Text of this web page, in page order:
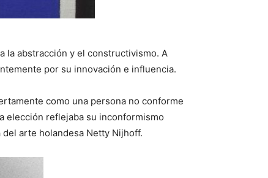
la abstracción y el constructivismo. A
por su innovación e influencia.
como una persona no conforme
elección reflejaba su inconformismo
arte holandesa Netty Nijhoff.